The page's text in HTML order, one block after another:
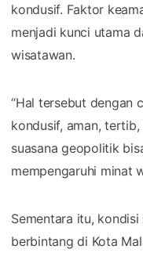
kondusif. Faktor
menjadi kunci utama
wisatawan.
“Hal tersebut dengan
kondusif, aman,
suasana geopolitik
mempengaruhi minat
Sementara itu,
berbintang di Kota